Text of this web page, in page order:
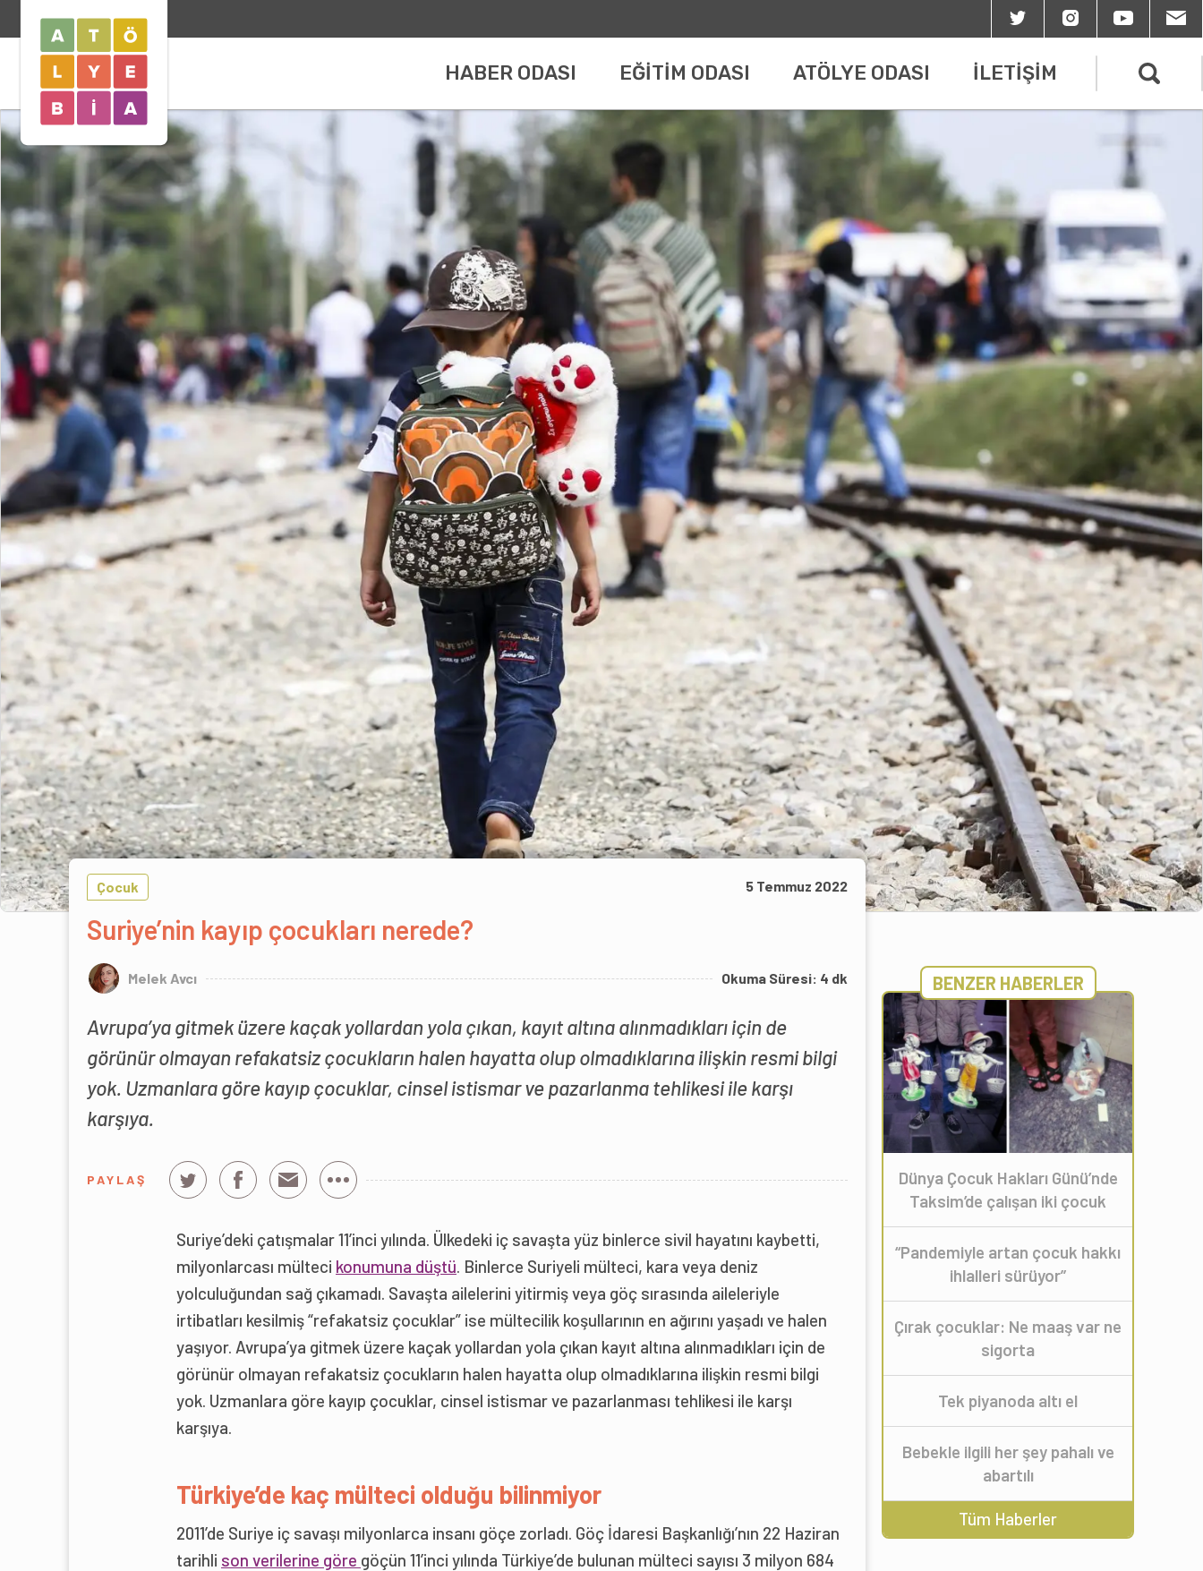
HABER ODASI EĞİTİM ODASI ATÖLYE ODASI İLETİŞİM
Çocuk 5 Temmuz 2022
Suriye’nin kayıp çocukları nerede?
Melek Avcı Okuma Süresi: 4 dk
Avrupa’ya gitmek üzere kaçak yollardan yola çıkan, kayıt altına alınmadıkları için de
görünür olmayan refakatsiz çocukların halen hayatta olup olmadıklarına ilişkin resmi bilgi
yok. Uzmanlara göre kayıp çocuklar, cinsel istismar ve pazarlanma tehlikesi ile karşı
karşıya.
PAYLAŞ
Suriye’deki çatışmalar 11’inci yılında. Ülkedeki iç savaşta yüz binlerce sivil hayatını kaybetti,
milyonlarcası mülteci konumuna düştü. Binlerce Suriyeli mülteci, kara veya deniz
yolculuğundan sağ çıkamadı. Savaşta ailelerini yitirmiş veya göç sırasında aileleriyle
irtibatları kesilmiş “refakatsiz çocuklar” ise mültecilik koşullarının en ağırını yaşadı ve halen
yaşıyor. Avrupa’ya gitmek üzere kaçak yollardan yola çıkan kayıt altına alınmadıkları için de
görünür olmayan refakatsiz çocukların halen hayatta olup olmadıklarına ilişkin resmi bilgi
yok. Uzmanlara göre kayıp çocuklar, cinsel istismar ve pazarlanması tehlikesi ile karşı
karşıya.
Türkiye’de kaç mülteci olduğu bilinmiyor
2011’de Suriye iç savaşı milyonlarca insanı göçe zorladı. Göç İdaresi Başkanlığı’nın 22 Haziran
tarihli son verilerine göre göçün 11’inci yılında Türkiye’de bulunan mülteci sayısı 3 milyon 684
BENZER HABERLER
Dünya Çocuk Hakları Günü’nde
Taksim’de çalışan iki çocuk
“Pandemiyle artan çocuk hakkı
ihlalleri sürüyor”
Çırak çocuklar: Ne maaş var ne
sigorta
Tek piyanoda altı el
Bebekle ilgili her şey pahalı ve
abartılı
Tüm Haberler